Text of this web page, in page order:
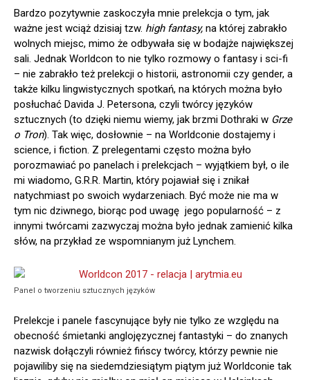
Bardzo pozytywnie zaskoczyła mnie prelekcja o tym, jak
ważne jest wciąż dzisiaj tzw. high fantasy, na której zabrakło
wolnych miejsc, mimo że odbywała się w bodajże największej
sali. Jednak Worldcon to nie tylko rozmowy o fantasy i sci-fi
– nie zabrakło też prelekcji o historii, astronomii czy gender, a
także kilku lingwistycznych spotkań, na których można było
posłuchać Davida J. Petersona, czyli twórcy języków
sztucznych (to dzięki niemu wiemy, jak brzmi Dothraki w Grze
o Tron). Tak więc, dosłownie – na Worldconie dostajemy i
science, i fiction. Z prelegentami często można było
porozmawiać po panelach i prelekcjach – wyjątkiem był, o ile
mi wiadomo, G.R.R. Martin, który pojawiał się i znikał
natychmiast po swoich wydarzeniach. Być może nie ma w
tym nic dziwnego, biorąc pod uwagę jego popularność – z
innymi twórcami zazwyczaj można było jednak zamienić kilka
słów, na przykład ze wspomnianym już Lynchem.
Panel o tworzeniu sztucznych języków
Prelekcje i panele fascynujące były nie tylko ze względu na
obecność śmietanki anglojęzycznej fantastyki – do znanych
nazwisk dołączyli również fińscy twórcy, którzy pewnie nie
pojawiliby się na siedemdziesiątym piątym już Worldconie tak